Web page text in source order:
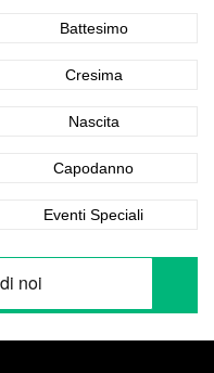
Battesimo
Cresima
Nascita
Capodanno
Eventi Speciali